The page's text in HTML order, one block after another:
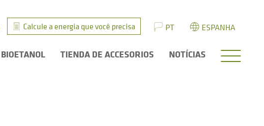
Calcule a energia que você precisa PT ESPANHA
BIOETANOL TIENDA DE ACCESORIOS NOTÍCIAS